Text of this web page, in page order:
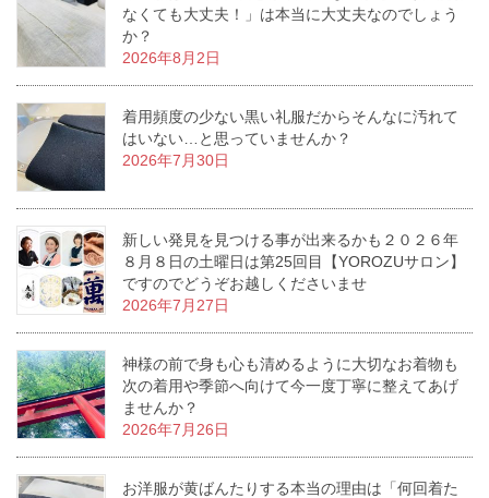
なくても大丈夫！」は本当に大丈夫なのでしょう
か？
2026年8月2日
着用頻度の少ない黒い礼服だからそんなに汚れて
はいない…と思っていませんか？
2026年7月30日
新しい発見を見つける事が出来るかも２０２６年
８月８日の土曜日は第25回目【YOROZUサロン】
ですのでどうぞお越しくださいませ
2026年7月27日
神様の前で身も心も清めるように大切なお着物も
次の着用や季節へ向けて今一度丁寧に整えてあげ
ませんか？
2026年7月26日
お洋服が黄ばんたりする本当の理由は「何回着た